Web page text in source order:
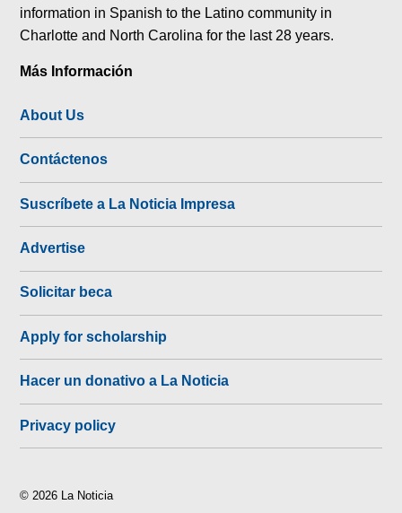
information in Spanish to the Latino community in
Charlotte and North Carolina for the last 28 years.
Más Información
About Us
Contáctenos
Suscríbete a La Noticia Impresa
Advertise
Solicitar beca
Apply for scholarship
Hacer un donativo a La Noticia
Privacy policy
© 2026 La Noticia